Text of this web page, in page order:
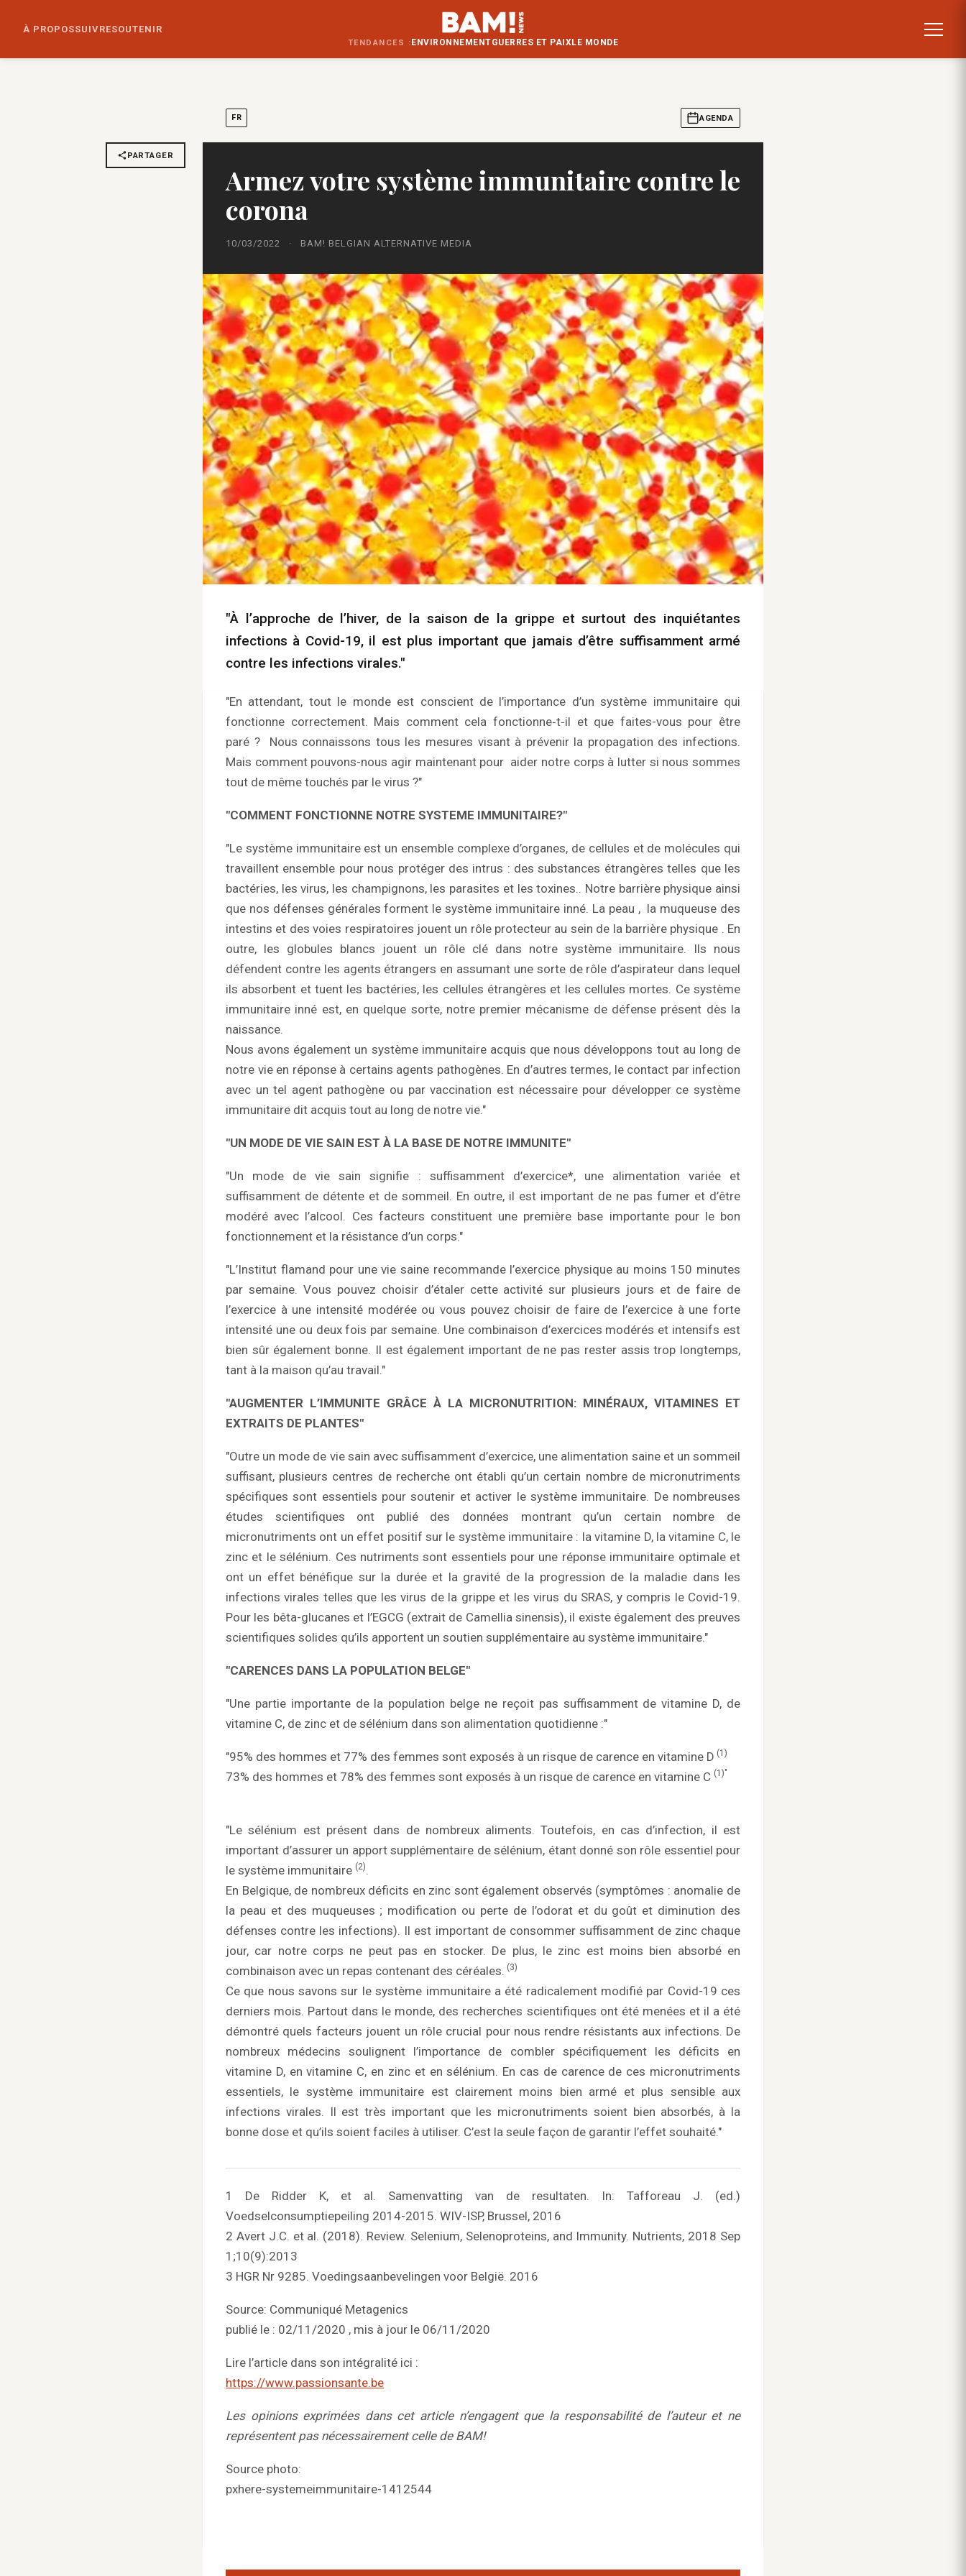
À PROPOSSUIVRESOUTENIR
TENDANCES : ENVIRONNEMENTGUERRES ET PAIXLE MONDE
FR AGENDA
PARTAGER
Armez votre système immunitaire contre le
corona
10/03/2022 · BAM! BELGIAN ALTERNATIVE MEDIA
"À l’approche de l’hiver, de la saison de la grippe et surtout des inquiétantes
infections à Covid-19, il est plus important que jamais d’être suffisamment armé
contre les infections virales."
"En attendant, tout le monde est conscient de l’importance d’un système immunitaire qui
fonctionne correctement. Mais comment cela fonctionne‑t‑il et que faites-vous pour être
paré ? Nous connaissons tous les mesures visant à prévenir la propagation des infections.
Mais comment pouvons-nous agir maintenant pour aider notre corps à lutter si nous sommes
tout de même touchés par le virus ?"
"COMMENT FONCTIONNE NOTRE SYSTEME IMMUNITAIRE?"
"Le système immunitaire est un ensemble complexe d’organes, de cellules et de molécules qui
travaillent ensemble pour nous protéger des intrus : des substances étrangères telles que les
bactéries, les virus, les champignons, les parasites et les toxines.. Notre barrière physique ainsi
que nos défenses générales forment le système immunitaire inné. La peau , la muqueuse des
intestins et des voies respiratoires jouent un rôle protecteur au sein de la barrière physique . En
outre, les globules blancs jouent un rôle clé dans notre système immunitaire. Ils nous
défendent contre les agents étrangers en assumant une sorte de rôle d’aspirateur dans lequel
ils absorbent et tuent les bactéries, les cellules étrangères et les cellules mortes. Ce système
immunitaire inné est, en quelque sorte, notre premier mécanisme de défense présent dès la
naissance.
Nous avons également un système immunitaire acquis que nous développons tout au long de
notre vie en réponse à certains agents pathogènes. En d’autres termes, le contact par infection
avec un tel agent pathogène ou par vaccination est nécessaire pour développer ce système
immunitaire dit acquis tout au long de notre vie."
"UN MODE DE VIE SAIN EST À LA BASE DE NOTRE IMMUNITE"
"Un mode de vie sain signifie : suffisamment d’exercice*, une alimentation variée et
suffisamment de détente et de sommeil. En outre, il est important de ne pas fumer et d’être
modéré avec l’alcool. Ces facteurs constituent une première base importante pour le bon
fonctionnement et la résistance d’un corps."
"L’Institut flamand pour une vie saine recommande l’exercice physique au moins 150 minutes
par semaine. Vous pouvez choisir d’étaler cette activité sur plusieurs jours et de faire de
l’exercice à une intensité modérée ou vous pouvez choisir de faire de l’exercice à une forte
intensité une ou deux fois par semaine. Une combinaison d’exercices modérés et intensifs est
bien sûr également bonne. Il est également important de ne pas rester assis trop longtemps,
tant à la maison qu’au travail."
"AUGMENTER L’IMMUNITE GRÂCE À LA MICRONUTRITION: MINÉRAUX, VITAMINES ET
EXTRAITS DE PLANTES"
"Outre un mode de vie sain avec suffisamment d’exercice, une alimentation saine et un sommeil
suffisant, plusieurs centres de recherche ont établi qu’un certain nombre de micronutriments
spécifiques sont essentiels pour soutenir et activer le système immunitaire. De nombreuses
études scientifiques ont publié des données montrant qu’un certain nombre de
micronutriments ont un effet positif sur le système immunitaire : la vitamine D, la vitamine C, le
zinc et le sélénium. Ces nutriments sont essentiels pour une réponse immunitaire optimale et
ont un effet bénéfique sur la durée et la gravité de la progression de la maladie dans les
infections virales telles que les virus de la grippe et les virus du SRAS, y compris le Covid-19.
Pour les bêta-glucanes et l’EGCG (extrait de Camellia sinensis), il existe également des preuves
scientifiques solides qu’ils apportent un soutien supplémentaire au système immunitaire."
"CARENCES DANS LA POPULATION BELGE"
"Une partie importante de la population belge ne reçoit pas suffisamment de vitamine D, de
vitamine C, de zinc et de sélénium dans son alimentation quotidienne :"
"95% des hommes et 77% des femmes sont exposés à un risque de carence en vitamine D (1)
73% des hommes et 78% des femmes sont exposés à un risque de carence en vitamine C (1)"
"Le sélénium est présent dans de nombreux aliments. Toutefois, en cas d’infection, il est
important d’assurer un apport supplémentaire de sélénium, étant donné son rôle essentiel pour
le système immunitaire (2).
En Belgique, de nombreux déficits en zinc sont également observés (symptômes : anomalie de
la peau et des muqueuses ; modification ou perte de l’odorat et du goût et diminution des
défenses contre les infections). Il est important de consommer suffisamment de zinc chaque
jour, car notre corps ne peut pas en stocker. De plus, le zinc est moins bien absorbé en
combinaison avec un repas contenant des céréales. (3)
Ce que nous savons sur le système immunitaire a été radicalement modifié par Covid-19 ces
derniers mois. Partout dans le monde, des recherches scientifiques ont été menées et il a été
démontré quels facteurs jouent un rôle crucial pour nous rendre résistants aux infections. De
nombreux médecins soulignent l’importance de combler spécifiquement les déficits en
vitamine D, en vitamine C, en zinc et en sélénium. En cas de carence de ces micronutriments
essentiels, le système immunitaire est clairement moins bien armé et plus sensible aux
infections virales. Il est très important que les micronutriments soient bien absorbés, à la
bonne dose et qu’ils soient faciles à utiliser. C’est la seule façon de garantir l’effet souhaité."
1 De Ridder K, et al. Samenvatting van de resultaten. In: Tafforeau J. (ed.)
Voedselconsumptiepeiling 2014-2015. WIV-ISP, Brussel, 2016
2 Avert J.C. et al. (2018). Review. Selenium, Selenoproteins, and Immunity. Nutrients, 2018 Sep
1;10(9):2013
3 HGR Nr 9285. Voedingsaanbevelingen voor België. 2016
Source: Communiqué Metagenics
publié le : 02/11/2020 , mis à jour le 06/11/2020
Lire l’article dans son intégralité ici :
https://www.passionsante.be
Les opinions exprimées dans cet article n’engagent que la responsabilité de l’auteur et ne
représentent pas nécessairement celle de BAM!
Source photo:
pxhere-systemeimmunitaire-1412544